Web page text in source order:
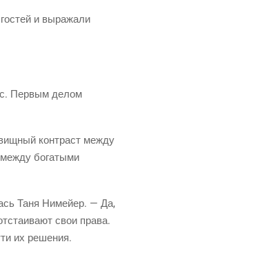
и выра­жа­ли
Пер­вым делом
кон­траст меж­ду
бога­ты­ми
Таня Нимей­ер. — Да,
свои пра­ва.
их решения.